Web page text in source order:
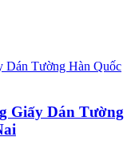
Giấy Dán Tường